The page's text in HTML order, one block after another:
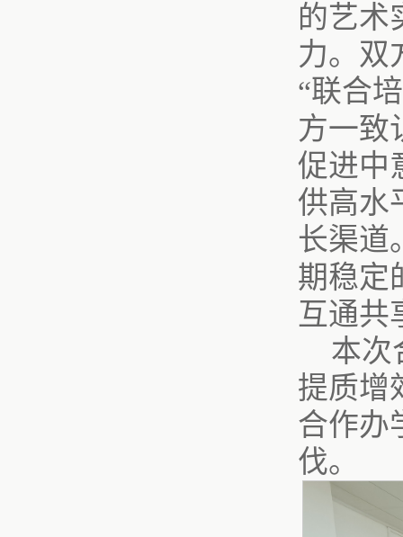
的艺术
力。双
“联合
方一致
促进中
供高水
长渠道
期稳定
互通共
本次
提质增
合作办
伐。